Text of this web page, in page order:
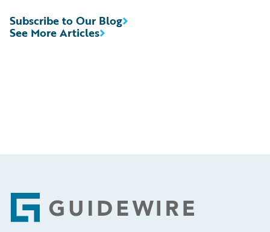
See More Articles
Subscribe to Our Blog
Footer